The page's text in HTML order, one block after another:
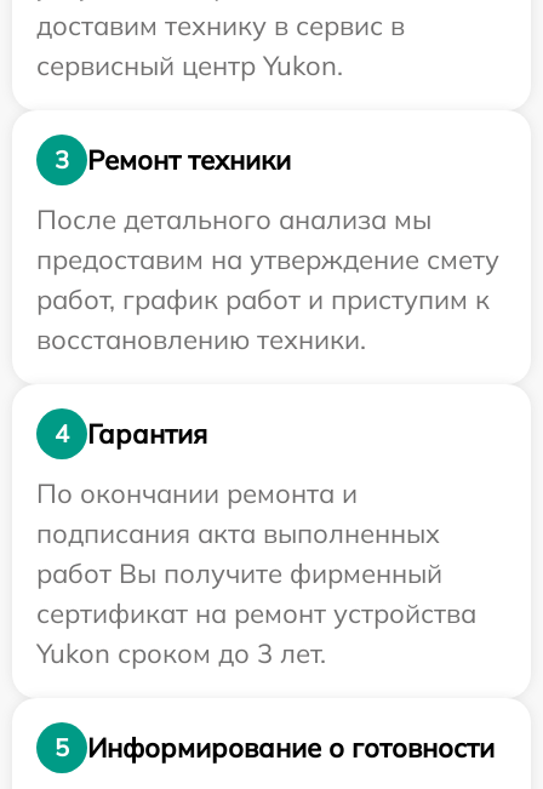
доставим технику в сервис в
сервисный центр Yukon.
3
Ремонт техники
После детального анализа мы
предоставим на утверждение смету
работ, график работ и приступим к
восстановлению техники.
4
Гарантия
По окончании ремонта и
подписания акта выполненных
работ Вы получите фирменный
сертификат на ремонт устройства
Yukon сроком до 3 лет.
5
Информирование о готовности